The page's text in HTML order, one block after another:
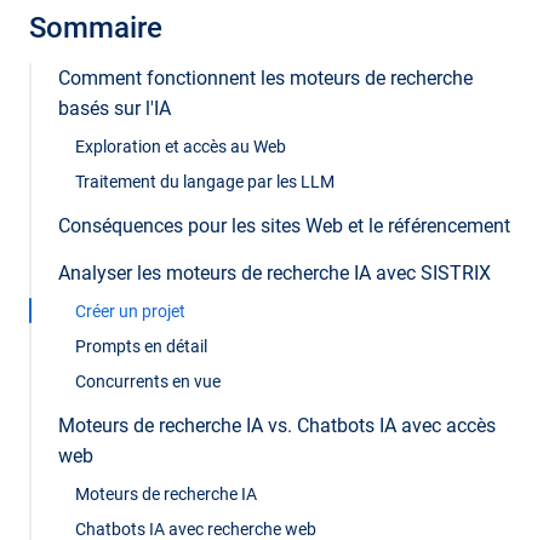
Sommaire
Comment fonctionnent les moteurs de recherche
basés sur l'IA
Exploration et accès au Web
Traitement du langage par les LLM
Conséquences pour les sites Web et le référencement
Analyser les moteurs de recherche IA avec SISTRIX
Créer un projet
Prompts en détail
Concurrents en vue
Moteurs de recherche IA vs. Chatbots IA avec accès
web
Moteurs de recherche IA
Chatbots IA avec recherche web